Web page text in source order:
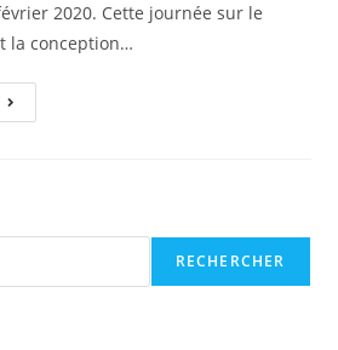
2020. Cette journée sur le
la conception…
RECHERCHER